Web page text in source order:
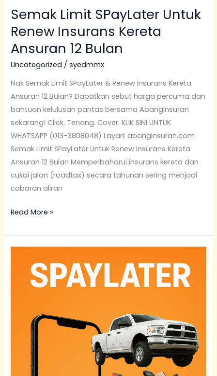
Semak Limit SPayLater Untuk
Renew Insurans Kereta
Ansuran 12 Bulan
Uncategorized /syedmmx
Nak Semak Limit SPayLater & Renew Insurans Kereta
Ansuran 12 Bulan? Dapatkan sebut harga percuma dan
bantuan kelulusan pantas bersama AbangInsuran
sekarang! Click. Tenang. Cover. KLIK SINI UNTUK
WHATSAPP (013-3808048) Layari: abanginsuran.com
Semak Limit SPayLater Untuk Renew Insurans Kereta
Ansuran 12 Bulan Memperbaharui insurans kereta dan
cukai jalan (roadtax) secara tahunan sering menjadi
cabaran aliran
Read More »
Insurans
Kereta
Ansuran:
Triton,
Xpander
Outlander